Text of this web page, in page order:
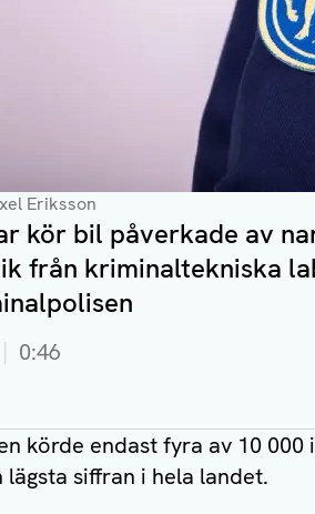
Eriksson
kör bil påverkade av
från kriminaltekniska
0:46
körde endast fyra av 10
siffran i hela landet.